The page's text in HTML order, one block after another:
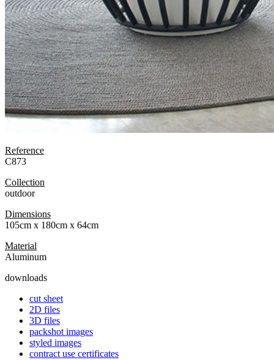
Reference
C873
Collection
outdoor
Dimensions
105cm x 180cm x 64cm
Material
Aluminum
downloads
cut sheet
2D files
3D files
packshot images
styled images
contract use certificates